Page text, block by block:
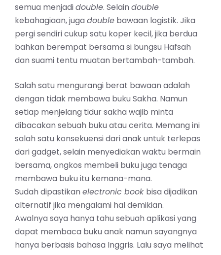
semua menjadidouble. Selain double
kebahagiaan, juga double bawaan logistik. Jika
pergi sendiri cukup satu koper kecil, jika berdua
bahkan berempat bersama si bungsu Hafsah
dan suami tentu muatan bertambah-tambah.
Salah satu mengurangi berat bawaan adalah
dengan tidak membawa buku Sakha. Namun
setiap menjelang tidur sakha wajib minta
dibacakan sebuah buku atau cerita. Memang ini
salah satu konsekuensi dari anak untuk terlepas
dari gadget, selain menyediakan waktu bermain
bersama, ongkos membeli buku juga tenaga
membawa buku itu kemana-mana.
Sudah dipastikan electronic book bisa dijadikan
alternatif jika mengalami hal demikian.
Awalnya saya hanya tahu sebuah aplikasi yang
dapat membaca buku anak namun sayangnya
hanya berbasis bahasa Inggris. Lalu saya melihat